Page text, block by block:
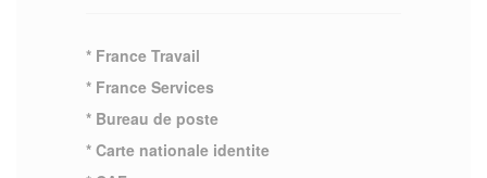
* France Travail
* France Services
* Bureau de poste
* Carte nationale identite